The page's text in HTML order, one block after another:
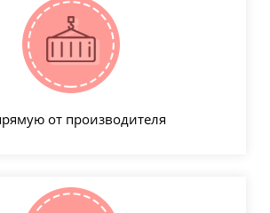
от производителя